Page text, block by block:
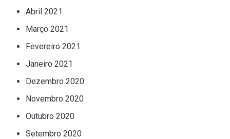
Abril 2021
Março 2021
Fevereiro 2021
Janeiro 2021
Dezembro 2020
Novembro 2020
Outubro 2020
Setembro 2020